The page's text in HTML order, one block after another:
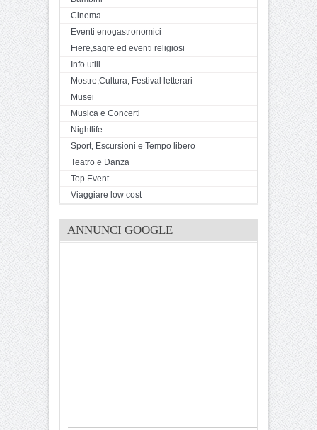
Cinema
Eventi enogastronomici
Fiere,sagre ed eventi religiosi
Info utili
Mostre,Cultura, Festival letterari
Musei
Musica e Concerti
Nightlife
Sport, Escursioni e Tempo libero
Teatro e Danza
Top Event
Viaggiare low cost
ANNUNCI GOOGLE